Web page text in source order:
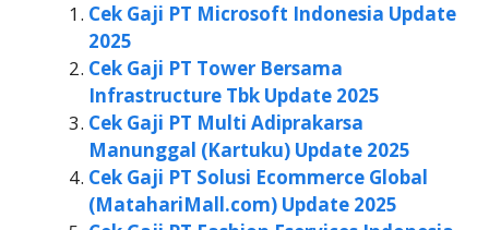
Cek Gaji PT Microsoft Indonesia Update
2025
Cek Gaji PT Tower Bersama
Infrastructure Tbk Update 2025
Cek Gaji PT Multi Adiprakarsa
Manunggal (Kartuku) Update 2025
Cek Gaji PT Solusi Ecommerce Global
(MatahariMall.com) Update 2025